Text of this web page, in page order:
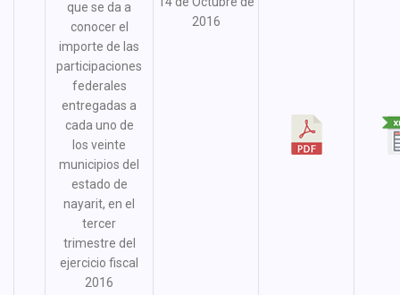
que se da a
conocer el
importe de las
participaciones
federales
entregadas a
cada uno de
los veinte
municipios del
estado de
nayarit, en el
tercer
trimestre del
ejercicio fiscal
2016
2016